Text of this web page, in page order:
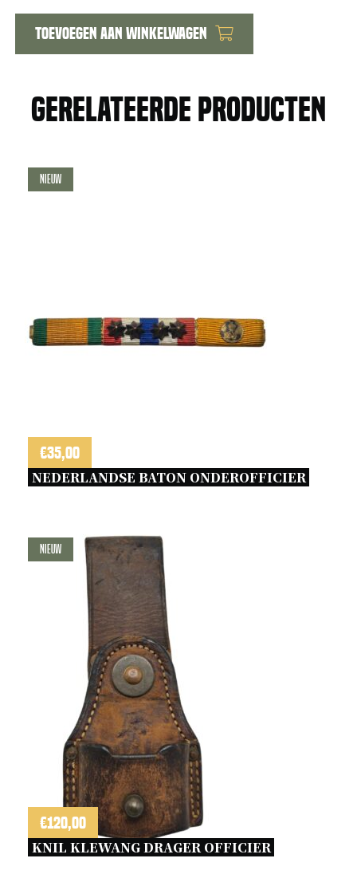
majoor
instructeur
Toevoegen aan winkelwagen
Gerelateerde producten
Nieuw
€35,00
NEDERLANDSE BATON ONDEROFFICIER
Nieuw
€120,00
KNIL KLEWANG DRAGER OFFICIER